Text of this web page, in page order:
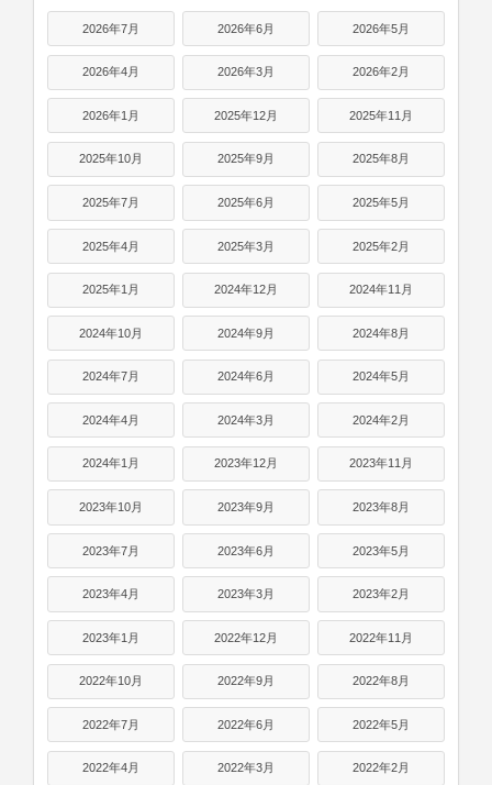
2026年7月 2026年6月 2026年5月
2026年4月 2026年3月 2026年2月
2026年1月 2025年12月 2025年11月
2025年10月 2025年9月 2025年8月
2025年7月 2025年6月 2025年5月
2025年4月 2025年3月 2025年2月
2025年1月 2024年12月 2024年11月
2024年10月 2024年9月 2024年8月
2024年7月 2024年6月 2024年5月
2024年4月 2024年3月 2024年2月
2024年1月 2023年12月 2023年11月
2023年10月 2023年9月 2023年8月
2023年7月 2023年6月 2023年5月
2023年4月 2023年3月 2023年2月
2023年1月 2022年12月 2022年11月
2022年10月 2022年9月 2022年8月
2022年7月 2022年6月 2022年5月
2022年4月 2022年3月 2022年2月